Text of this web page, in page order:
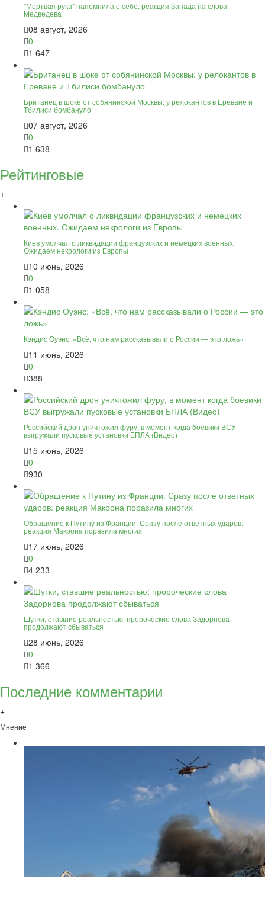
"Мёртвая рука" напомнила о себе: реакция Запада на слова
Медведева
08 август, 2026
0
1 647
Британец в шоке от собянинской Москвы: у релокантов в Ереване и
Тбилиси бомбануло
07 август, 2026
0
1 638
Рейтинговые
+
Киев умолчал о ликвидации французских и немецких военных.
Ожидаем некрологи из Европы
10 июнь, 2026
0
1 058
Кэндис Оуэнс: «Всё, что нам рассказывали о России — это ложь»
11 июнь, 2026
0
388
Российский дрон уничтожил фуру, в момент когда боевики ВСУ
выгружали пусковые установки БПЛА (Видео)
15 июнь, 2026
0
930
Обращение к Путину из Франции. Сразу после ответных ударов:
реакция Макрона поразила многих
17 июнь, 2026
0
4 233
Шутки, ставшие реальностью: пророческие слова Задорнова
продолжают сбываться
28 июнь, 2026
0
1 366
Последние комментарии
+
Мнение